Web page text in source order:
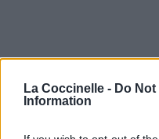
La Coccinelle - Do
Information